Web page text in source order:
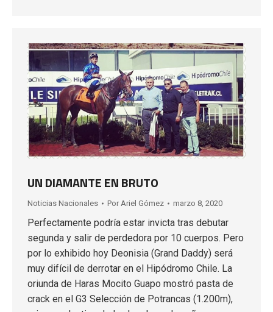
UN DIAMANTE EN BRUTO
Noticias Nacionales Por Ariel Gómez marzo 8, 2020
Perfectamente podría estar invicta tras debutar
segunda y salir de perdedora por 10 cuerpos. Pero
por lo exhibido hoy Deonisia (Grand Daddy) será
muy difícil de derrotar en el Hipódromo Chile. La
oriunda de Haras Mocito Guapo mostró pasta de
crack en el G3 Selección de Potrancas (1.200m),